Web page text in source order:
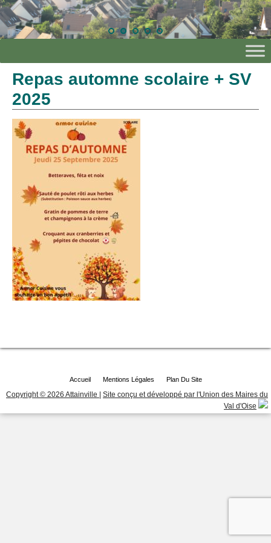
Repas automne scolaire + SV
2025
Accueil Mentions Légales Plan Du Site
Copyright © 2026 Attainville | Site conçu et développé par l'Union des Maires du
Val d'Oise